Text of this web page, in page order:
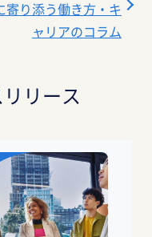
り添う働き方・キ
ャリアのコラム
リース